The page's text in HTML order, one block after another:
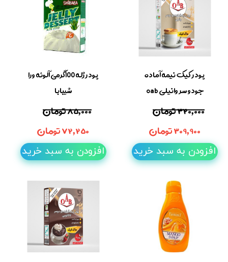
پودر کیک نیمه آماده
جودو سر وانیلی oab
۳۲۰,۰۰۰ تومان
۳۰۹,۹۰۰ تومان
افزودن به سبد خرید
پودر ژله 100گرمی آلوئه ورا
شیبابا
۸۵,۰۰۰ تومان
۷۲,۲۵۰ تومان
افزودن به سبد خرید